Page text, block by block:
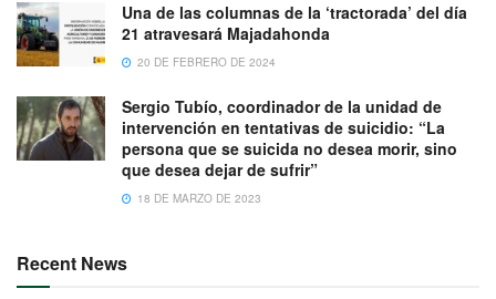
Una de las columnas de la ‘tractorada’ del día
21 atravesará Majadahonda
20 DE FEBRERO DE 2024
Sergio Tubío, coordinador de la unidad de
intervención en tentativas de suicidio: “La
persona que se suicida no desea morir, sino
que desea dejar de sufrir”
18 DE MARZO DE 2023
Recent News